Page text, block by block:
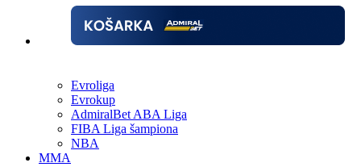
Evroliga
Evrokup
AdmiralBet ABA Liga
FIBA Liga šampiona
NBA
MMA